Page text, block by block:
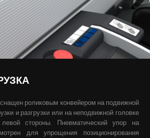
роликовым конвейером на подвижной
и разгрузки или на неподвижной головке
стороны. Пневматический упор на
для упрощения позиционирования